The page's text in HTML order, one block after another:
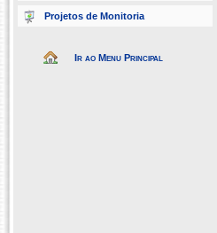
Projetos de Monitoria
Ir ao Menu Principal